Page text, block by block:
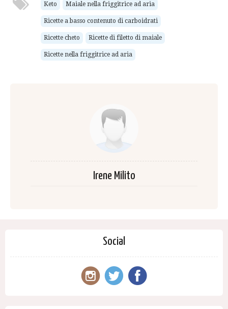
Keto Maiale nella friggitrice ad aria
Ricette a basso contenuto di carboidrati
Ricette cheto Ricette di filetto di maiale
Ricette nella friggitrice ad aria
Irene Milito
Social